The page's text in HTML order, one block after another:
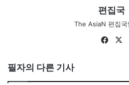
편집국
The AsiaN 편집국
Fa
필자의 다른 기사